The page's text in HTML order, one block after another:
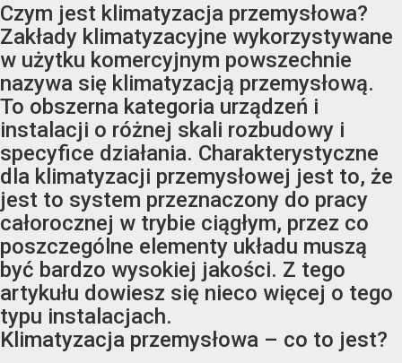
Czym jest klimatyzacja przemysłowa?
Zakłady klimatyzacyjne wykorzystywane
w użytku komercyjnym powszechnie
nazywa się klimatyzacją przemysłową.
To obszerna kategoria urządzeń i
instalacji o różnej skali rozbudowy i
specyfice działania. Charakterystyczne
dla klimatyzacji przemysłowej jest to, że
jest to system przeznaczony do pracy
całorocznej w trybie ciągłym, przez co
poszczególne elementy układu muszą
być bardzo wysokiej jakości. Z tego
artykułu dowiesz się nieco więcej o tego
typu instalacjach.
Klimatyzacja przemysłowa – co to jest?